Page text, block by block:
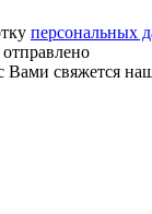
персональных
Вами свяжется